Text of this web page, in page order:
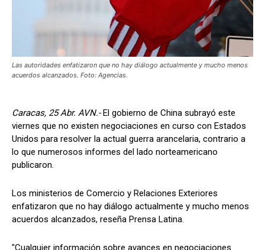
Las autoridades enfatizaron que no hay diálogo actualmente y mucho menos
acuerdos alcanzados. Foto: Agencias.
Caracas, 25 Abr. AVN.-El gobierno de China subrayó este
viernes que no existen negociaciones en curso con Estados
Unidos para resolver la actual guerra arancelaria, contrario a
lo que numerosos informes del lado norteamericano
publicaron.
Los ministerios de Comercio y Relaciones Exteriores
enfatizaron que no hay diálogo actualmente y mucho menos
acuerdos alcanzados, reseña Prensa Latina.
"Cualquier información sobre avances en negociaciones